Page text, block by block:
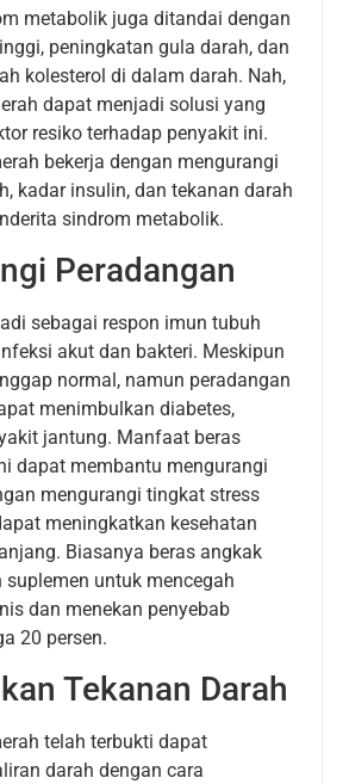
metabolik juga ditandai dengan
peningkatan gula darah, dan
kolesterol di dalam darah. Nah,
dapat menjadi solusi yang
resiko terhadap penyakit ini.
bekerja dengan mengurangi
kadar insulin, dan tekanan darah
sindrom metabolik.
Peradangan
sebagai respon imun tubuh
akut dan bakteri. Meskipun
normal, namun peradangan
menimbulkan diabetes,
jantung. Manfaat beras
dapat membantu mengurangi
mengurangi tingkat stress
meningkatkan kesehatan
Biasanya beras angkak
untuk mencegah
dan menekan penyebab
20 persen.
Tekanan Darah
telah terbukti dapat
darah dengan cara